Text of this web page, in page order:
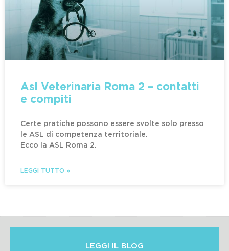
Asl Veterinaria Roma 2 – contatti
e compiti
Certe pratiche possono essere svolte solo presso
le ASL di competenza territoriale.
Ecco la ASL Roma 2.
LEGGI TUTTO »
LEGGI IL BLOG